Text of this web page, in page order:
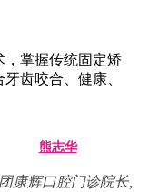
，掌握传统固定矫
齿咬合、健康、
熊志华
康辉口腔门诊院长,